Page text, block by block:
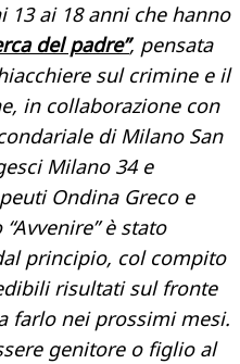
ai 18 anni che hanno
del padre”, pensata
sul crimine e il
in collaborazione con
di Milano San
Milano 34 e
Ondina Greco e
è stato
principio, col compito
risultati sul fronte
farlo nei prossimi mesi.
genitore o figlio al